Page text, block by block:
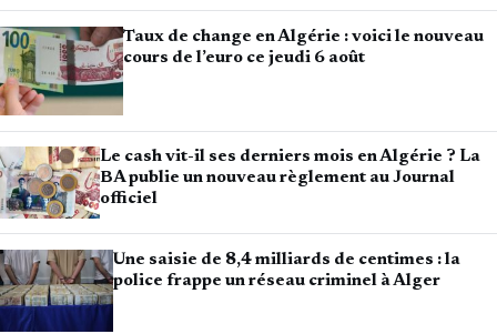
Taux de change en Algérie : voici le nouveau
cours de l’euro ce jeudi 6 août
Le cash vit-il ses derniers mois en Algérie ? La
BA publie un nouveau règlement au Journal
officiel
Une saisie de 8,4 milliards de centimes : la
police frappe un réseau criminel à Alger